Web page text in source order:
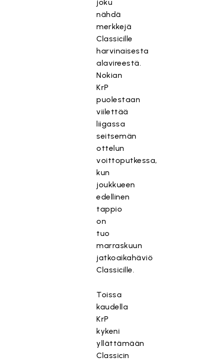
joku
nähdä
merkkejä
Classicille
harvinaisesta
alavireestä.
Nokian
KrP
puolestaan
viilettää
liigassa
seitsemän
ottelun
voittoputkessa,
kun
joukkueen
edellinen
tappio
on
tuo
marraskuun
jatkoaikahäviö
Classicille.
Toissa
kaudella
KrP
kykeni
yllättämään
Classicin